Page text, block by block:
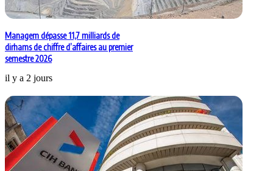
Managem dépasse 11,7 milliards de
dirhams de chiffre d’affaires au premier
semestre 2026
il y a 2 jours